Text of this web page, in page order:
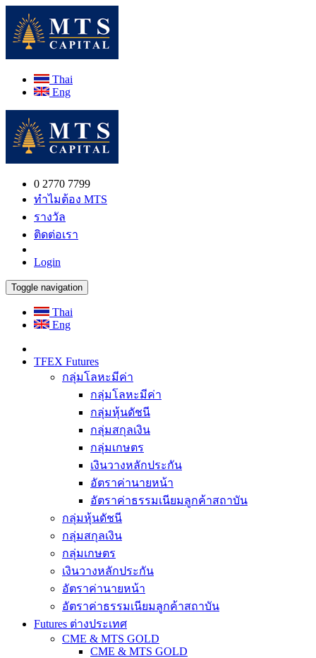
Thai
Eng
0 2770 7799
ทำไมต้อง MTS
รางวัล
ติดต่อเรา
Login
Toggle navigation
Thai
Eng
TFEX Futures
กลุ่มโลหะมีค่า
กลุ่มโลหะมีค่า
กลุ่มหุ้นดัชนี
กลุ่มสกุลเงิน
กลุ่มเกษตร
เงินวางหลักประกัน
อัตราค่านายหน้า
อัตราค่าธรรมเนียมลูกค้าสถาบัน
กลุ่มหุ้นดัชนี
กลุ่มสกุลเงิน
กลุ่มเกษตร
เงินวางหลักประกัน
อัตราค่านายหน้า
อัตราค่าธรรมเนียมลูกค้าสถาบัน
Futures ต่างประเทศ
CME & MTS GOLD
CME & MTS GOLD